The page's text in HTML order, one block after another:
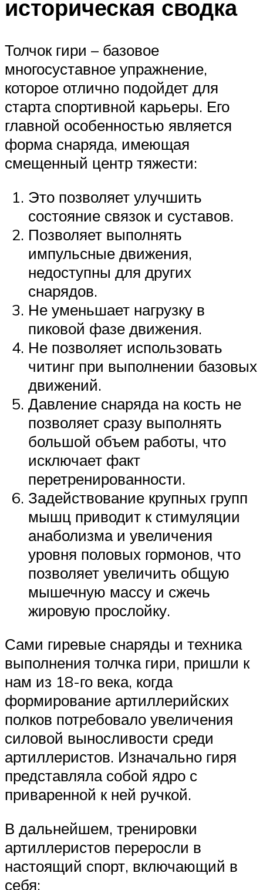
историческая сводка
Толчок гири – базовое
многосуставное упражнение,
которое отлично подойдет для
старта спортивной карьеры. Его
главной особенностью является
форма снаряда, имеющая
смещенный центр тяжести:
Это позволяет улучшить
состояние связок и суставов.
Позволяет выполнять
импульсные движения,
недоступны для других
снарядов.
Не уменьшает нагрузку в
пиковой фазе движения.
Не позволяет использовать
читинг при выполнении базовых
движений.
Давление снаряда на кость не
позволяет сразу выполнять
большой объем работы, что
исключает факт
перетренированности.
Задействование крупных групп
мышц приводит к стимуляции
анаболизма и увеличения
уровня половых гормонов, что
позволяет увеличить общую
мышечную массу и сжечь
жировую прослойку.
Сами гиревые снаряды и техника
выполнения толчка гири, пришли к
нам из 18-го века, когда
формирование артиллерийских
полков потребовало увеличения
силовой выносливости среди
артиллеристов. Изначально гиря
представляла собой ядро с
приваренной к ней ручкой.
В дальнейшем, тренировки
артиллеристов переросли в
настоящий спорт, включающий в
себя: